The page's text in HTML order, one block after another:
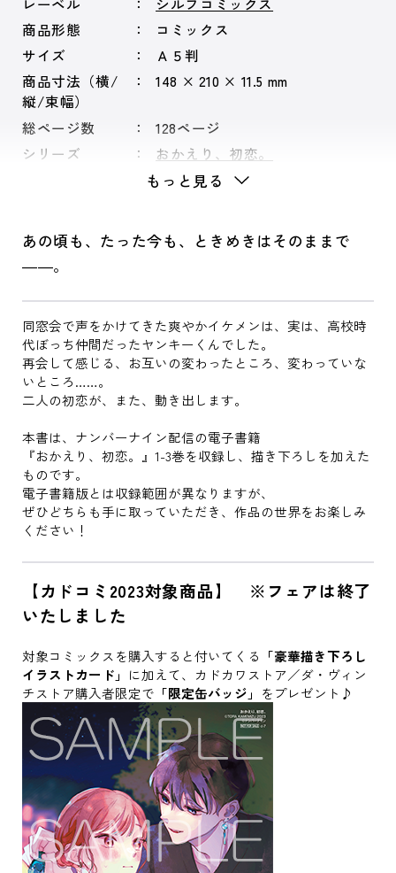
商品形態
コミックス
サイズ
Ａ５判
商品寸法（横/
縦/束幅）
148 × 210 × 11.5 mm
総ページ数
128ページ
シリーズ
おかえり、初恋。
もっと見る
あの頃も、たった今も、ときめきはそのままで
――。
同窓会で声をかけてきた爽やかイケメンは、実は、高校時
代ぼっち仲間だったヤンキーくんでした。
再会して感じる、お互いの変わったところ、変わっていな
いところ……。
二人の初恋が、また、動き出します。
本書は、ナンバーナイン配信の電子書籍
『おかえり、初恋。』1-3巻を収録し、描き下ろしを加えた
ものです。
電子書籍版とは収録範囲が異なりますが、
ぜひどちらも手に取っていただき、作品の世界をお楽しみ
ください！
【カドコミ2023対象商品】 ※フェアは終了
いたしました
対象コミックスを購入すると付いてくる 「豪華描き下ろし
イラストカード」 に加えて、カドカワストア／ダ・ヴィン
チストア購入者限定で 「限定缶バッジ」 をプレゼント♪